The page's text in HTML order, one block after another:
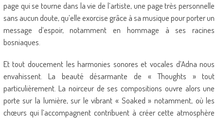
page qui se tourne dans la vie de l’artiste, une page très personnelle
sans aucun doute, qu’elle exorcise grâce à sa musique pour porter un
message d’espoir, notamment en hommage à ses racines
bosniaques.
Et tout doucement les harmonies sonores et vocales d’Adna nous
envahissent. La beauté désarmante de « Thoughts » tout
particulièrement. La noirceur de ses compositions ouvre alors une
porte sur la lumière, sur le vibrant « Soaked » notamment, où les
chœurs qui l’accompagnent contribuent à créer cette atmosphère